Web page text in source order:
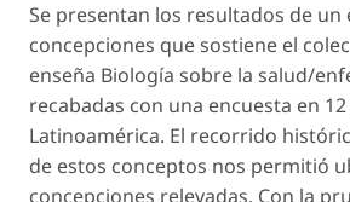
Se presentan los resultados de un
concepciones que sostiene el
enseña Biología sobre la salud/
recabadas con una encuesta en
Latinoamérica. El recorrido
de estos conceptos nos permitió
concepciones relevadas. Con la